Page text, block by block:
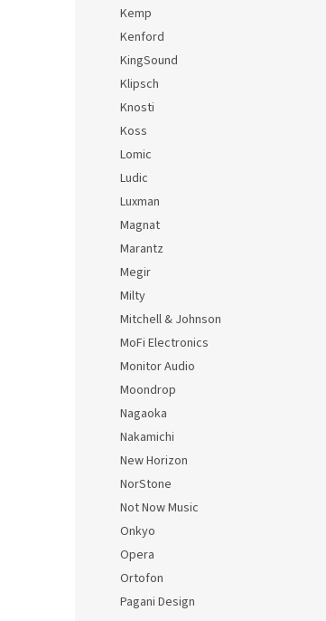
Kemp
Kenford
KingSound
Klipsch
Knosti
Koss
Lomic
Ludic
Luxman
Magnat
Marantz
Megir
Milty
Mitchell & Johnson
MoFi Electronics
Monitor Audio
Moondrop
Nagaoka
Nakamichi
New Horizon
NorStone
Not Now Music
Onkyo
Opera
Ortofon
Pagani Design